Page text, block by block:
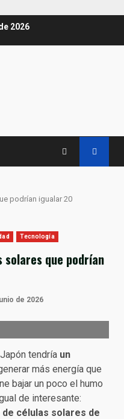
2026
podrían igualar 20
Tecnología
solares que podrían
de 2026
tendría un
más energía que
bajar un poco el humo
de interesante:
de células solares de